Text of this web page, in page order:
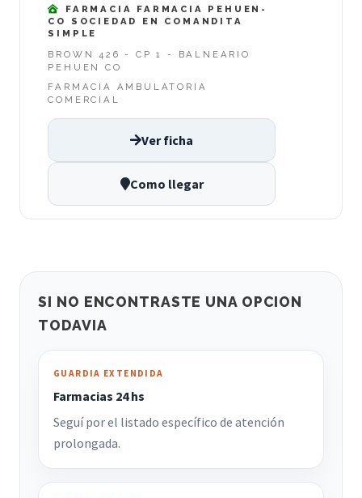
FARMACIA FARMACIA PEHUEN-
CO SOCIEDAD EN COMANDITA
SIMPLE
BROWN 426 - CP 1 - BALNEARIO
PEHUEN CO
FARMACIA AMBULATORIA
COMERCIAL
Ver ficha
Como llegar
SI NO ENCONTRASTE UNA OPCION
TODAVIA
GUARDIA EXTENDIDA
Farmacias 24 hs
Seguí por el listado específico de atención
prolongada.